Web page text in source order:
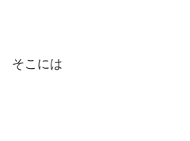
そこには